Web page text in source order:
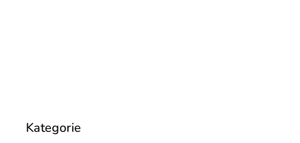
Kategorie